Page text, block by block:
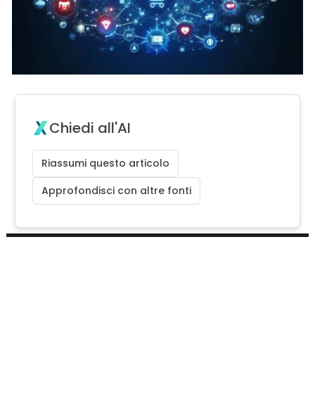
Chiedi all'AI
Riassumi questo articolo
Approfondisci con altre fonti